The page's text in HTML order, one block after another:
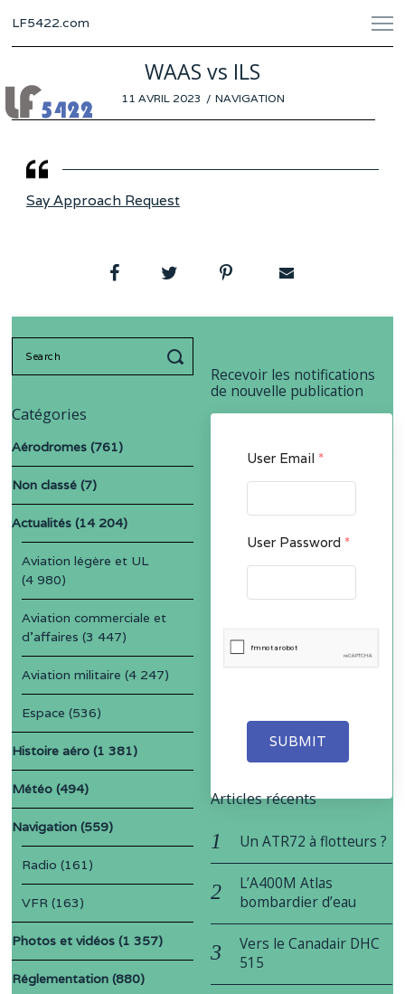
LF5422.com
WAAS vs ILS
POSTED
11 AVRIL 2023 29NAVIGATION
Say Approach Request
Recevoir les notifications
de nouvelle publication
User Email *
User Password *
SUBMIT
Catégories
Aérodromes (761)
Non classé (7)
Actualités (14 204)
Aviation légère et UL
(4 980)
Aviation commerciale et
d'affaires (3 447)
Aviation militaire (4 247)
Espace (536)
Histoire aéro (1 381)
Météo (494)
Navigation (559)
Radio (161)
VFR (163)
Photos et vidéos (1 357)
Réglementation (880)
Articles récents
Un ATR72 à flotteurs ?
L’A400M Atlas
bombardier d’eau
Vers le Canadair DHC
515